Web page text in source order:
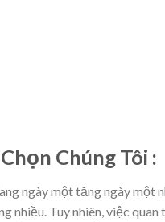
Chúng Tôi :
ngày một tăng ngày một
nhiều. Tuy nhiên, việc